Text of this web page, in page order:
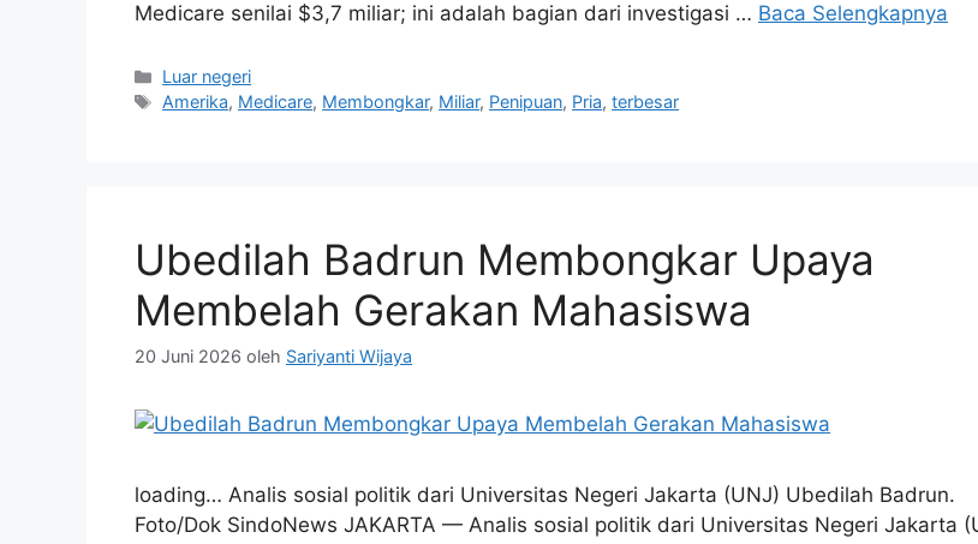
Medicare senilai $3,7 miliar; ini adalah bagian dari investigasi … Baca Selengkapnya
Kategori
Luar negeri
Tag
Amerika, Medicare, Membongkar, Miliar, Penipuan, Pria,terbesar
Ubedilah Badrun Membongkar Upaya
Membelah Gerakan Mahasiswa
20 Juni 2026 oleh Sariyanti Wijaya
loading… Analis sosial politik dari Universitas Negeri Jakarta (UNJ) Ubedilah Badrun.
Foto/Dok SindoNews JAKARTA — Analis sosial politik dari Universitas Negeri Jakarta